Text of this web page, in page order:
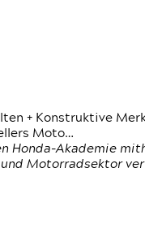
+ Konstruktive
Moto…
Honda-Akademie
Motorradsektor